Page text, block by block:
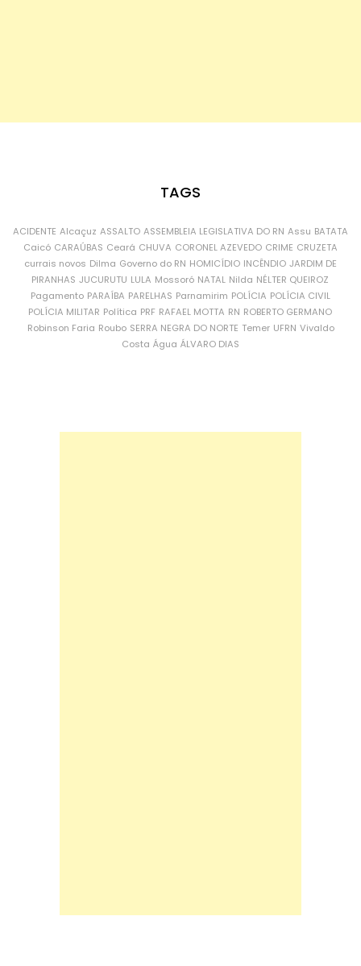
TAGS
ACIDENTE Alcaçuz ASSALTO ASSEMBLEIA LEGISLATIVA DO RN Assu BATATA
Caicó CARAÚBAS Ceará CHUVA CORONEL AZEVEDO CRIME CRUZETA
currais novos Dilma Governo do RN HOMICÍDIO INCÊNDIO JARDIM DE
PIRANHAS JUCURUTU LULA Mossoró NATAL Nilda NÉLTER QUEIROZ
Pagamento PARAÍBA PARELHAS Parnamirim POLÍCIA POLÍCIA CIVIL
POLÍCIA MILITAR Política PRF RAFAEL MOTTA RN ROBERTO GERMANO
Robinson Faria Roubo SERRA NEGRA DO NORTE Temer UFRN Vivaldo
Costa Água ÁLVARO DIAS